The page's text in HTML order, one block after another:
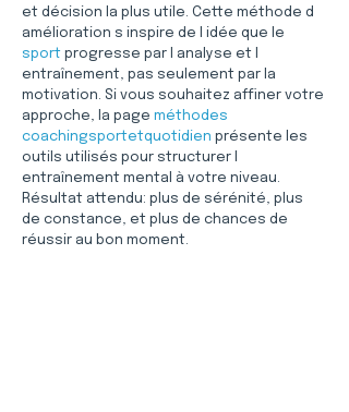
et décision la plus utile. Cette méthode d
amélioration s inspire de l idée que le
sport progresse par l analyse et l
entraînement, pas seulement par la
motivation. Si vous souhaitez affiner votre
approche, la page méthodes
coachingsportetquotidien présente les
outils utilisés pour structurer l
entraînement mental à votre niveau.
Résultat attendu: plus de sérénité, plus
de constance, et plus de chances de
réussir au bon moment.